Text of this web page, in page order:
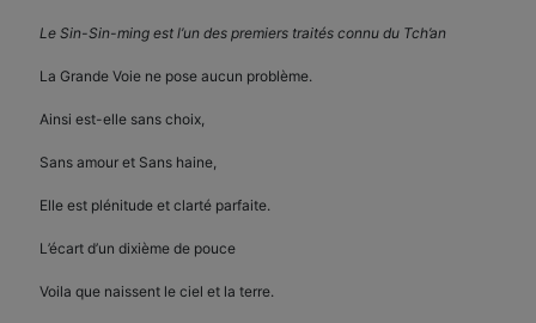
Le Sin-Sin-ming est l’un des premiers traités connu du Tch’an
La Grande Voie ne pose aucun problème.
Ainsi est-elle sans choix,
Sans amour et Sans haine,
Elle est plénitude et clarté parfaite.
L’écart d’un dixième de pouce
Voila que naissent le ciel et la terre.